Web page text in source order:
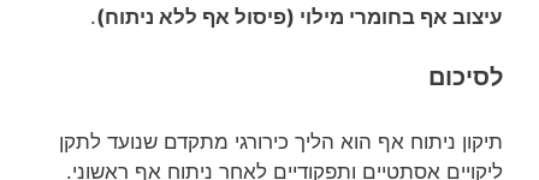
עיצוב אף בחומרי מילוי (פיסול אף ללא ניתוח).
לסיכום
תיקון ניתוח אף הוא הליך כירורגי מתקדם שנועד לתקן
ליקויים אסתטיים ותפקודיים לאחר ניתוח אף ראשוני.